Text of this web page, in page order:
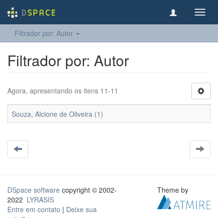
Filtrador por: Autor
Filtrador por: Autor
Agora, apresentando os itens 11-11
Souza, Alcione de Oliveira (1)
DSpace software copyright © 2002-
2022 LYRASIS
Entre em contato | Deixe sua
Theme by